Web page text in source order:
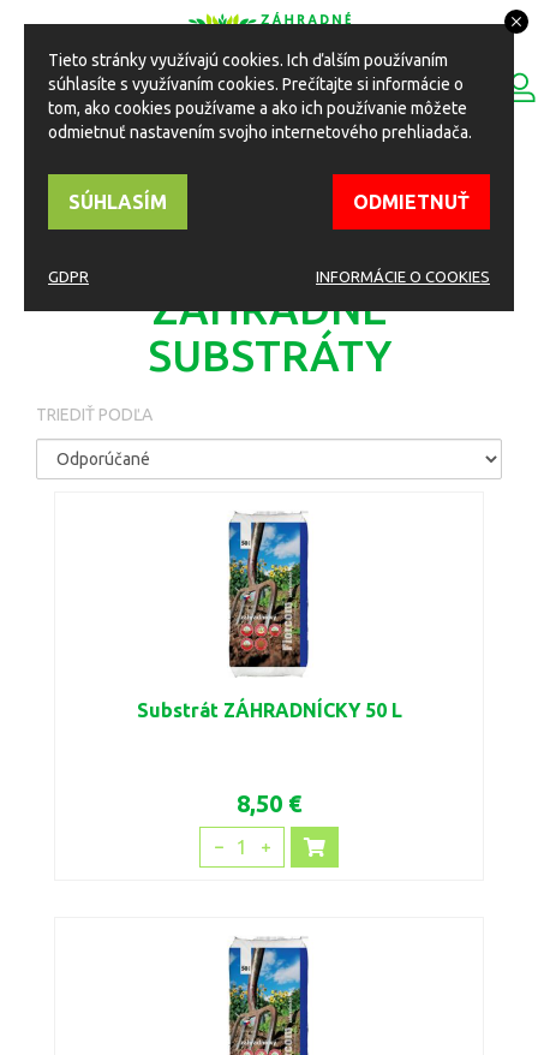
Toggle
navigation
ESHOP
Univerzálne záhradné substráty
UNIVERZÁLNE
ZÁHRADNÉ
SUBSTRÁTY
TRIEDIŤ PODĽA
Substrát ZÁHRADNÍCKY 50 L
8,50 €
1
Tieto stránky využívajú cookies. Ich ďalším používaním
súhlasíte s využívaním cookies. Prečítajte si informácie o
tom, ako cookies používame a ako ich používanie môžete
odmietnuť nastavením svojho internetového prehliadača.
SÚHLASÍM ODMIETNUŤ
GDPR INFORMÁCIE O COOKIES